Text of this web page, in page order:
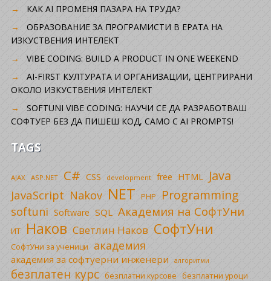
КАК AI ПРОМЕНЯ ПАЗАРА НА ТРУДА?
ОБРАЗОВАНИЕ ЗА ПРОГРАМИСТИ В ЕРАТА НА
ИЗКУСТВЕНИЯ ИНТЕЛЕКТ
VIBE CODING: BUILD A PRODUCT IN ONE WEEKEND
AI-FIRST КУЛТУРАТА И ОРГАНИЗАЦИИ, ЦЕНТРИРАНИ
ОКОЛО ИЗКУСТВЕНИЯ ИНТЕЛЕКТ
SOFTUNI VIBE CODING: НАУЧИ СЕ ДА РАЗРАБОТВАШ
СОФТУЕР БЕЗ ДА ПИШЕШ КОД, САМО С AI PROMPTS!
TAGS
AJAX ASP.NET C# CSS development free HTML Java
JavaScript Nakov NET PHP Programming
softuni Software SQL Академия на СофтУни
ИТ Наков Светлин Наков СофтУни
СофтУни за ученици академия
академия за софтуерни инженери алгоритми
безплатен курс безплатни курсове безплатни уроци